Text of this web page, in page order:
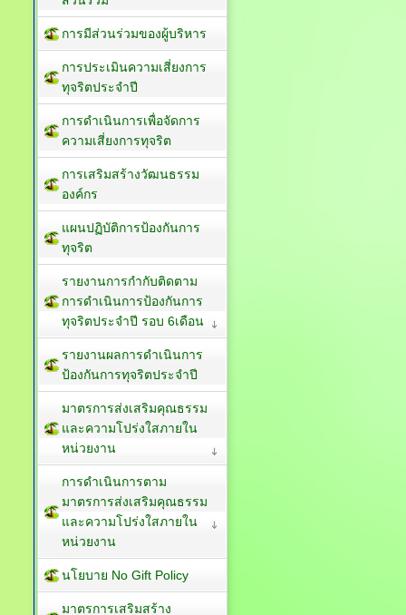
การมีส่วนร่วมของผู้บริหาร
การประเมินความเสี่ยงการ
ทุจริตประจำปี
การดำเนินการเพื่อจัดการ
ความเสี่ยงการทุจริต
การเสริมสร้างวัฒนธรรม
องค์กร
แผนปฏิบัติการป้องกันการ
ทุจริต
รายงานการกำกับติดตาม
การดำเนินการป้องกันการ
ทุจริตประจำปี รอบ 6เดือน
รายงานผลการดำเนินการ
ป้องกันการทุจริตประจำปี
มาตรการส่งเสริมคุณธรรม
และความโปร่งใสภายใน
หน่วยงาน
การดำเนินการตาม
มาตรการส่งเสริมคุณธรรม
และความโปร่งใสภายใน
หน่วยงาน
นโยบาย No Gift Policy
มาตรการเสริมสร้าง